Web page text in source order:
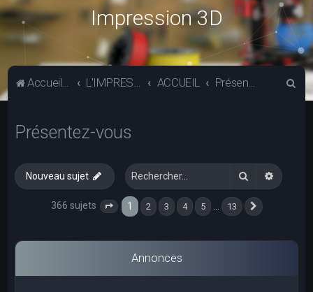
Impression 3D
Accueil du forum L'IMPRESSION 3D ACCUEIL Présentez-vous
Présentez-vous
Nouveau sujet Rechercher
366 sujets Page 1 sur 13
1 2 3 4 5 13
Annonces